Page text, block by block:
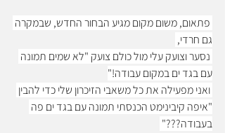
פתאום, משום מקום מגיע הבחור החדש, שבמקרה
גם חרדי,
נסער וצועק עלי מול כולם צועק "לא שמים תמונה
עם בגד ים במקום עבודה!"
ואני מפעילה את כל משאבי הזיכרון שלי כדי להבין
"איפה קיבינימט הכנסתי תמונה עם בגד ים פה
בעבודה???"